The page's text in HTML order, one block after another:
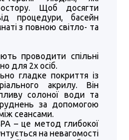
Щоб досягти
процедури, басейн
з повною світло- та
проводити спільні
для 2х осіб.
гладке покриття із
акрилу. Він
солоної води та
за допомогою
сеансами.
– це метод глибокої
на невагомості